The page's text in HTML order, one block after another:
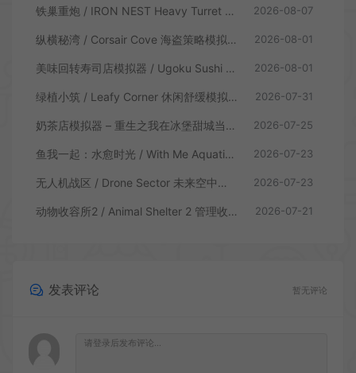
铁巢重炮 / IRON NEST Heavy Turret 柴油朋克重型火炮游戏 2026-08-07
纵横秘湾 / Corsair Cove 海盗策略模拟游戏 2026-08-01
美味回转寿司店模拟器 / Ugoku Sushi Bar 休闲治愈模拟游戏 2026-08-01
绿植小筑 / Leafy Corner 休闲舒缓模拟游戏 2026-07-31
奶茶店模拟器 – 重生之我在冰堡甜城当店长 / Boba Cafe Simulator 模拟经营游戏 2026-07-25
鱼我一起：水愈时光 / With Me Aquatic Time 休闲养鱼游戏 2026-07-23
无人机战区 / Drone Sector 未来空中炮艇游戏 2026-07-23
动物收容所2 / Animal Shelter 2 管理收容模拟游戏 2026-07-21
发表评论 暂无评论